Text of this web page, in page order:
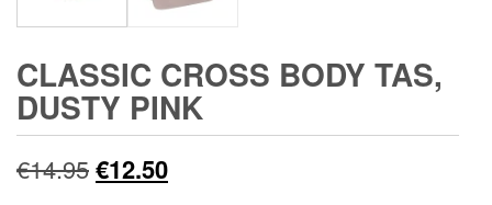
CLASSIC CROSS BODY TAS,
DUSTY PINK
€14.95Oorspronkelijke
€12.50Huidige